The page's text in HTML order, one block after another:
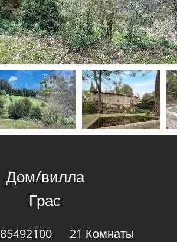
Дом/вилла
Грас
85492100
21 Комнаты